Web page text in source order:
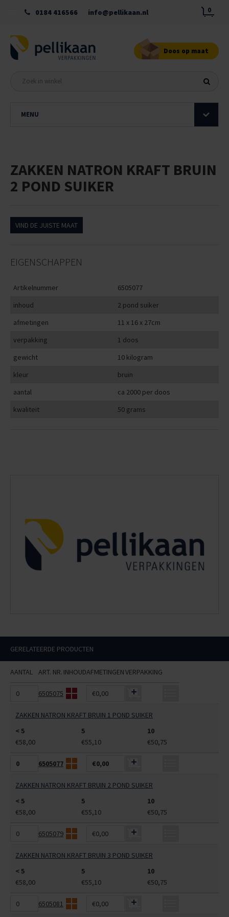
0184 416566 info@pellikaan.nl 0
Doos op maat
MENU
ZAKKEN NATRON KRAFT BRUIN
2 POND SUIKER
VIND DE JUISTE MAAT
EIGENSCHAPPEN
Artikelnummer
6505077
inhoud
2 pond suiker
afmetingen
11 x 16 x 27cm
verpakking
1 doos
gewicht
10 kilogram
kleur
bruin
aantal
ca 2000 per doos
kwaliteit
50 grams
GERELATEERDE PRODUCTEN
AANTAL ART. NR. INHOUDAFMETINGENVERPAKKING
6505075 €0,00
ZAKKEN NATRON KRAFT BRUIN 1 POND SUIKER
< 5
5
10
€58,00
€55,10 €50,75
6505077 €0,00
ZAKKEN NATRON KRAFT BRUIN 2 POND SUIKER
< 5
5
10
€58,00
€55,10 €50,75
6505079 €0,00
ZAKKEN NATRON KRAFT BRUIN 3 POND SUIKER
< 5
5
10
€58,00
€55,10 €50,75
6505081 €0,00